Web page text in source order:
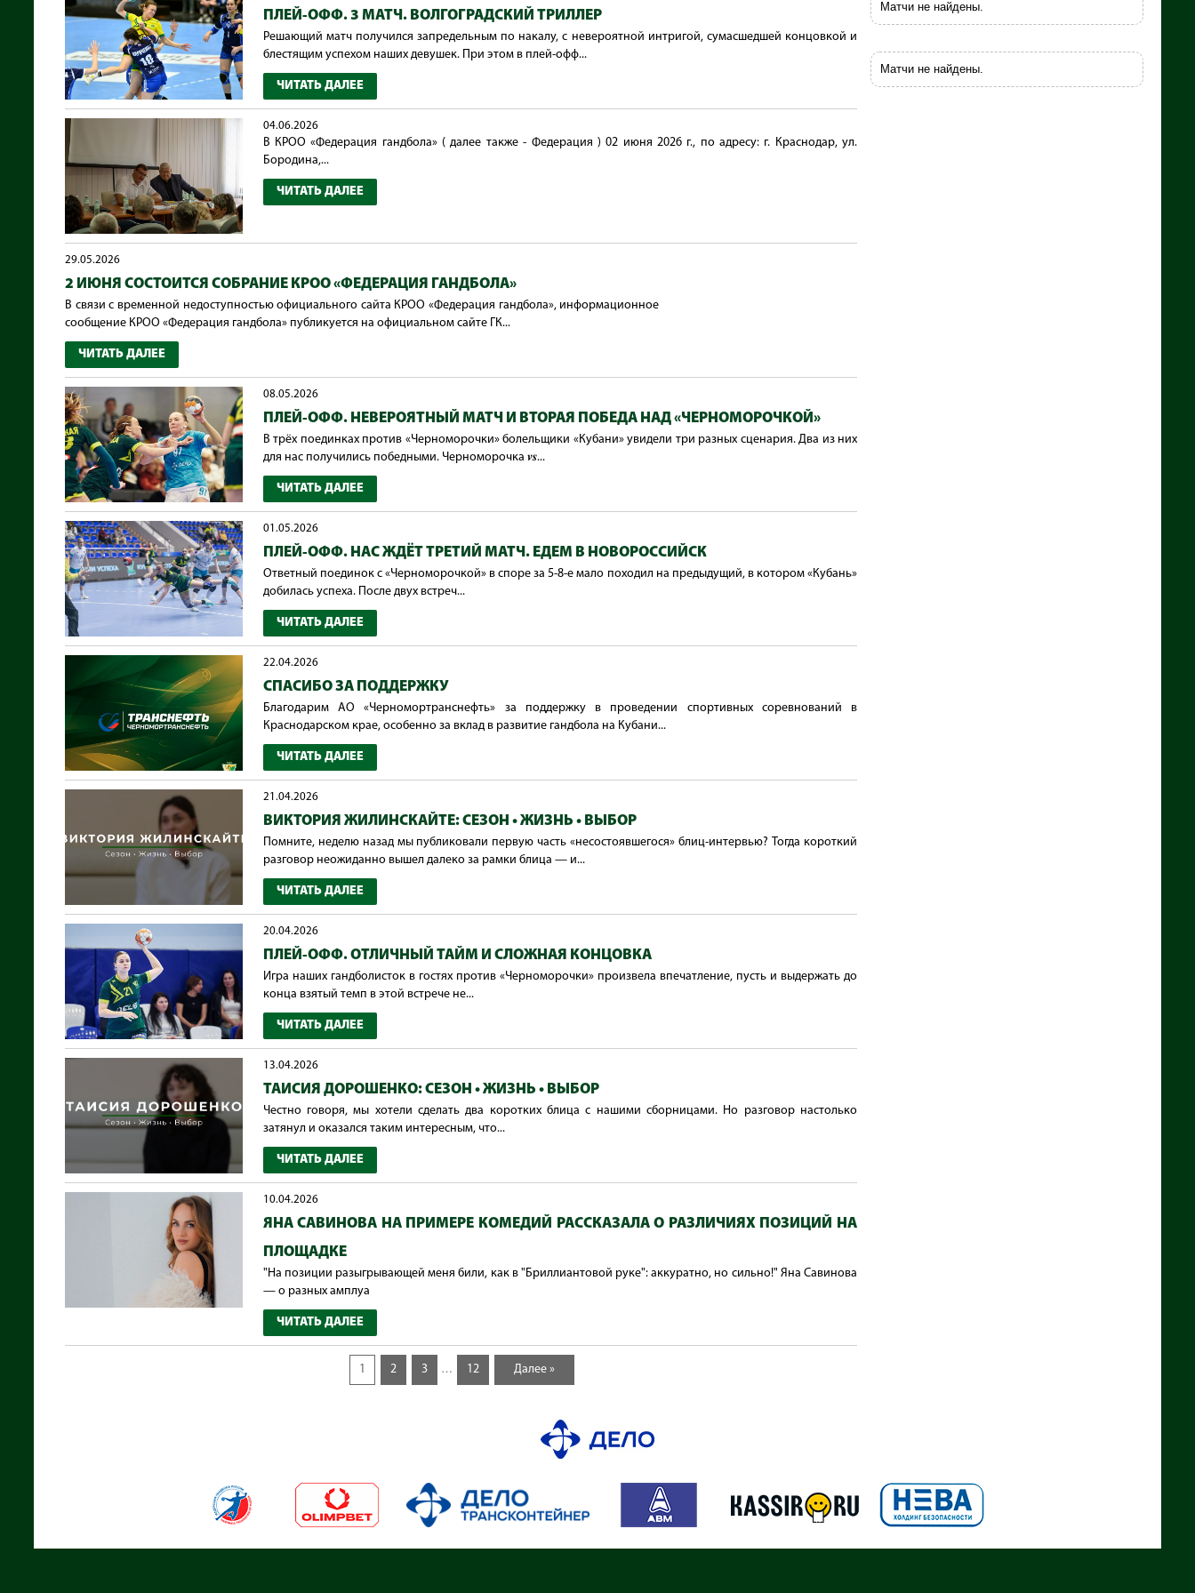
ПЛЕЙ-ОФФ. 3 МАТЧ. ВОЛГОГРАДСКИЙ ТРИЛЛЕР
Решающий матч получился запредельным по накалу, с невероятной интригой, сумасшедшей концовкой и
блестящим успехом наших девушек. При этом в плей-офф...
ЧИТАТЬ ДАЛЕЕ
04.06.2026
В КРОО «Федерация гандбола» ( далее также - Федерация ) 02 июня 2026 г., по адресу: г. Краснодар, ул.
Бородина,...
ЧИТАТЬ ДАЛЕЕ
29.05.2026
2 ИЮНЯ СОСТОИТСЯ СОБРАНИЕ КРОО «ФЕДЕРАЦИЯ ГАНДБОЛА»
В связи с временной недоступностью официального сайта КРОО «Федерация гандбола», информационное
сообщение КРОО «Федерация гандбола» публикуется на официальном сайте ГК...
ЧИТАТЬ ДАЛЕЕ
08.05.2026
ПЛЕЙ-ОФФ. НЕВЕРОЯТНЫЙ МАТЧ И ВТОРАЯ ПОБЕДА НАД «ЧЕРНОМОРОЧКОЙ»
В трёх поединках против «Черноморочки» болельщики «Кубани» увидели три разных сценария. Два из них
для нас получились победными. Черноморочка 𝒗𝒔...
ЧИТАТЬ ДАЛЕЕ
01.05.2026
ПЛЕЙ-ОФФ. НАС ЖДЁТ ТРЕТИЙ МАТЧ. ЕДЕМ В НОВОРОССИЙСК
Ответный поединок с «Черноморочкой» в споре за 5-8-е мало походил на предыдущий, в котором «Кубань»
добилась успеха. После двух встреч...
ЧИТАТЬ ДАЛЕЕ
22.04.2026
СПАСИБО ЗА ПОДДЕРЖКУ
Благодарим АО «Черномортранснефть» за поддержку в проведении спортивных соревнований в
Краснодарском крае, особенно за вклад в развитие гандбола на Кубани...
ЧИТАТЬ ДАЛЕЕ
21.04.2026
ВИКТОРИЯ ЖИЛИНСКАЙТЕ: СЕЗОН • ЖИЗНЬ • ВЫБОР
Помните, неделю назад мы публиковали первую часть «несостоявшегося» блиц-интервью? Тогда короткий
разговор неожиданно вышел далеко за рамки блица — и...
ЧИТАТЬ ДАЛЕЕ
20.04.2026
ПЛЕЙ-ОФФ. ОТЛИЧНЫЙ ТАЙМ И СЛОЖНАЯ КОНЦОВКА
Игра наших гандболисток в гостях против «Черноморочки» произвела впечатление, пусть и выдержать до
конца взятый темп в этой встрече не...
ЧИТАТЬ ДАЛЕЕ
13.04.2026
ТАИСИЯ ДОРОШЕНКО: СЕЗОН • ЖИЗНЬ • ВЫБОР
Честно говоря, мы хотели сделать два коротких блица с нашими сборницами. Но разговор настолько
затянул и оказался таким интересным, что...
ЧИТАТЬ ДАЛЕЕ
10.04.2026
ЯНА САВИНОВА НА ПРИМЕРЕ КОМЕДИЙ РАССКАЗАЛА О РАЗЛИЧИЯХ ПОЗИЦИЙ НА
ПЛОЩАДКЕ
"На позиции разыгрывающей меня били, как в "Бриллиантовой руке": аккуратно, но сильно!" Яна Савинова
— о разных амплуа
ЧИТАТЬ ДАЛЕЕ
1 2 3 … 12 Далее »
Матчи не найдены.
Матчи не найдены.